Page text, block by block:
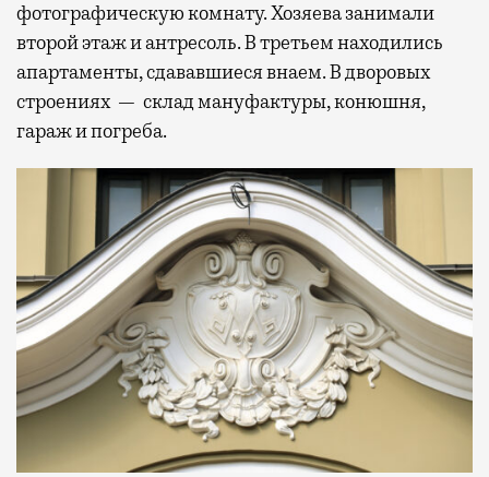
фотографическую комнату. Хозяева занимали
второй этаж и антресоль. В третьем находились
апартаменты, сдававшиеся внаем. В дворовых
строениях — склад мануфактуры, конюшня,
гараж и погреба.